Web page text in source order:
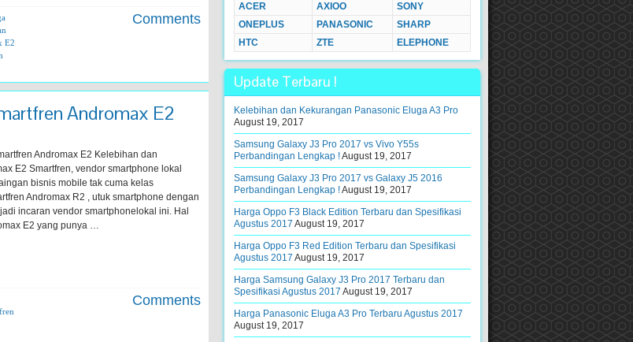
E2
Comments
Andromax E2
Andromax E2 Kelebihan dan
E2 Smartfren, vendor smartphone lokal
bisnis mobile tak cuma kelas
Andromax R2 , utuk smartphone dengan
incaran vendor smartphonelokal ini. Hal
E2 yang punya …
Comments
ACER
AXIOO
SONY
ONEPLUS
PANASONIC
SHARP
HTC
ZTE ELEPHONE
Update Terbaru !
Kelebihan dan Kekurangan Panasonic Eluga A3 Pro
August 19, 2017
Samsung Galaxy J3 Pro 2017 vs Vivo Y55s
Perbandingan Lengkap !August 19, 2017
Samsung Galaxy J3 Pro 2017 vs Galaxy J5 2016
Perbandingan Lengkap !August 19, 2017
Harga Oppo F3 Black Edition Terbaru dan Spesifikasi
Agustus 2017 August 19, 2017
Harga Oppo F3 Red Edition Terbaru dan Spesifikasi
Agustus 2017 August 19, 2017
Harga Samsung Galaxy J3 Pro 2017 Terbaru dan
Spesifikasi Agustus 2017 August 19, 2017
Harga Panasonic Eluga A3 Pro Terbaru Agustus 2017
August 19, 2017